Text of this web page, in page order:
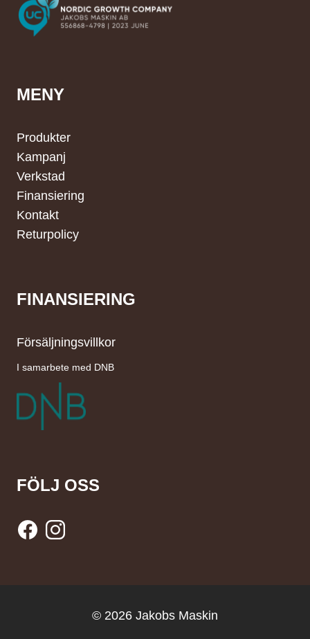
MENY
Produkter
Kampanj
Verkstad
Finansiering
Kontakt
Returpolicy
FINANSIERING
Försäljningsvillkor
I samarbete med DNB
FÖLJ OSS
© 2026 Jakobs Maskin